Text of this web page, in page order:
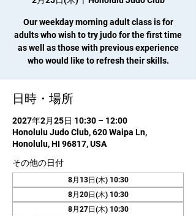
Our weekday morning adult class is for
adults who wish to try judo for the first time
as well as those with previous experience
who would like to refresh their skills.
日時・場所
2027年2月25日 10:30 – 12:00
Honolulu Judo Club, 620 Waipa Ln,
Honolulu, HI 96817, USA
その他の日付
8月13日(木) 10:30
8月20日(木) 10:30
8月27日(木) 10:30